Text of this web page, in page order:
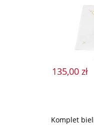
135,00 zł
Komplet